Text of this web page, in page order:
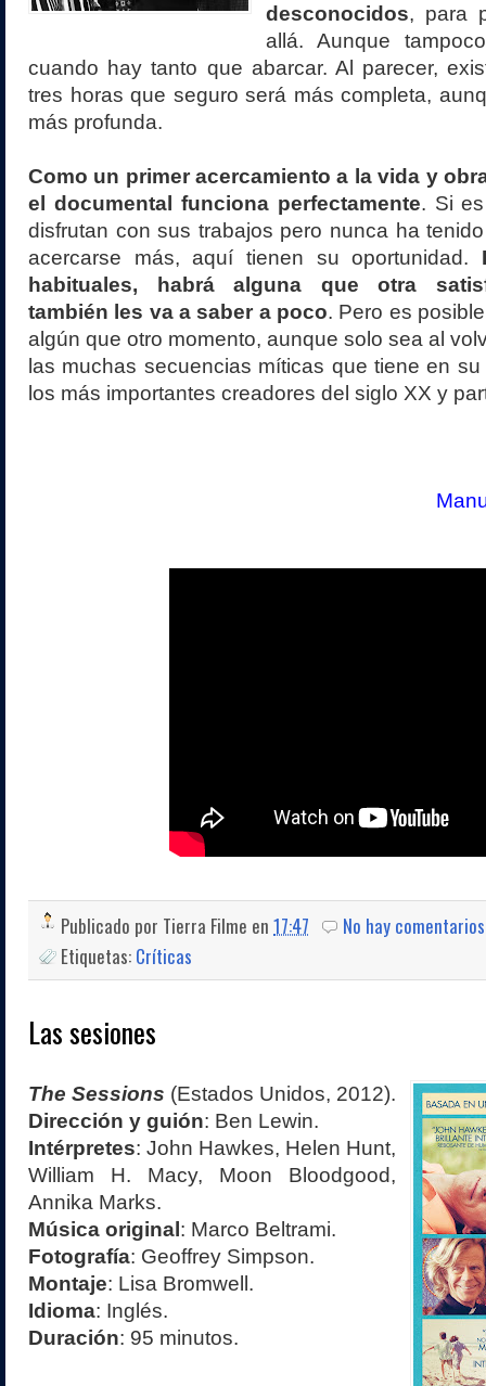
desconocidos, para
allá. Aunque
cuando hay tanto que abarcar. Al parecer,
tres horas que seguro será más completa,
más profunda.
Como un primer acercamiento a la vida y
el documental funciona perfectamente. Si
disfrutan con sus trabajos pero nunca ha
acercarse más, aquí tienen su oportunidad.
habituales, habrá alguna que otra
también les va a saber a poco. Pero es
algún que otro momento, aunque solo sea al
las muchas secuencias míticas que tiene en
los más importantes creadores del siglo XX y
Publicado por Tierra Filme en 17:47
No hay
Etiquetas: Críticas
Las sesiones
The Sessions (Estados Unidos, 2012).
Dirección y guión: Ben Lewin.
Intérpretes: John Hawkes, Helen Hunt,
William H. Macy, Moon Bloodgood,
Annika Marks.
Música original: Marco Beltrami.
Fotografía: Geoffrey Simpson.
Montaje: Lisa Bromwell.
Idioma: Inglés.
Duración: 95 minutos.